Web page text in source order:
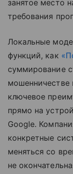
занятое место
требования
Локальные
функций, как
суммирование
мошенничестве
ключевое
прямо на
Google.
конкретные
меняться со
не